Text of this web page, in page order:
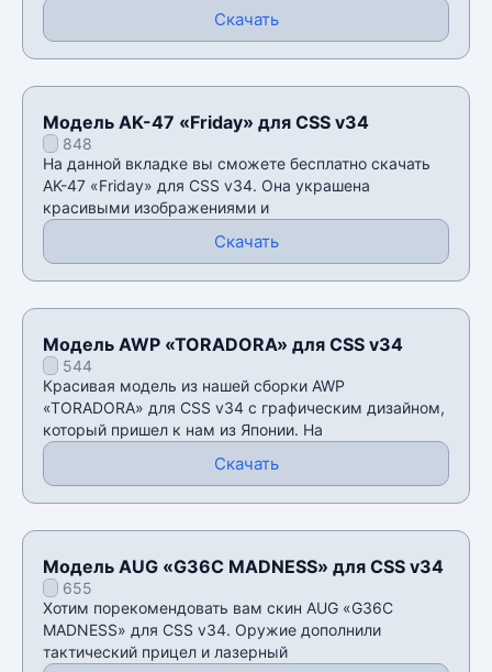
Скачать
Модель AK-47 «Friday» для CSS v34
848
На данной вкладке вы сможете бесплатно скачать
AK-47 «Friday» для CSS v34. Она украшена
красивыми изображениями и
Скачать
Модель AWP «TORADORA» для CSS v34
544
Красивая модель из нашей сборки AWP
«TORADORA» для CSS v34 с графическим дизайном,
который пришел к нам из Японии. На
Скачать
Модель AUG «G36C MADNESS» для CSS v34
655
Хотим порекомендовать вам скин AUG «G36C
MADNESS» для CSS v34. Оружие дополнили
тактический прицел и лазерный